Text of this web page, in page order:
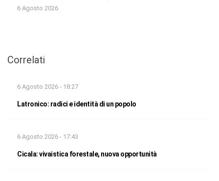
6 Agosto 2026
Correlati
6 Agosto 2026 - 18:27
Latronico: radici e identità di un popolo
6 Agosto 2026 - 17:43
Cicala: vivaistica forestale, nuova opportunità